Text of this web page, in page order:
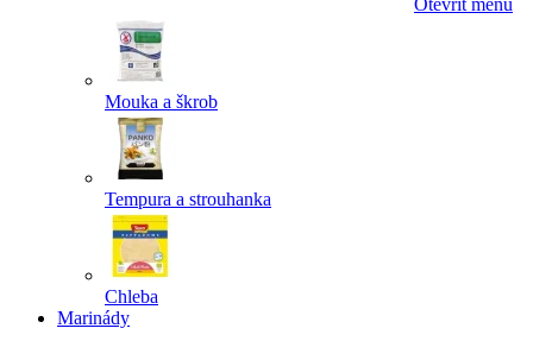
Otevřít menu
Mouka a škrob
Tempura a strouhanka
Chleba
Marinády